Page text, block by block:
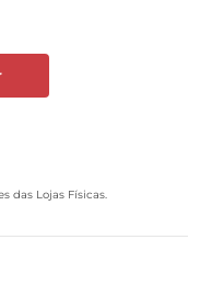
das Lojas Físicas.